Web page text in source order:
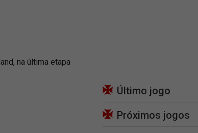
na última etapa
Último jogo
Próximos jogos